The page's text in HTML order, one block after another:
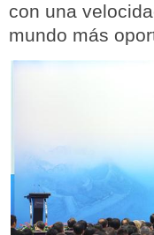
con una
mundo más